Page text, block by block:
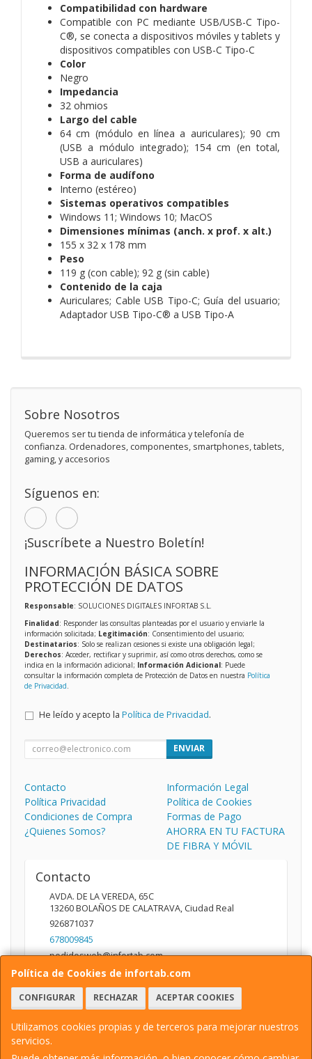
Compatibilidad con hardware
Compatible con PC mediante USB/USB-C Tipo-
C®, se conecta a dispositivos móviles y tablets y
dispositivos compatibles con USB-C Tipo-C
Color
Negro
Impedancia
32 ohmios
Largo del cable
64 cm (módulo en línea a auriculares); 90 cm
(USB a módulo integrado); 154 cm (en total,
USB a auriculares)
Forma de audífono
Interno (estéreo)
Sistemas operativos compatibles
Windows 11; Windows 10; MacOS
Dimensiones mínimas (anch. x prof. x alt.)
155 x 32 x 178 mm
Peso
119 g (con cable); 92 g (sin cable)
Contenido de la caja
Auriculares; Cable USB Tipo-C; Guía del usuario;
Adaptador USB Tipo-C® a USB Tipo-A
Política de Cookies de infortab.com
CONFIGURAR RECHAZAR ACEPTAR COOKIES
Utilizamos cookies propias y de terceros para mejorar nuestros
servicios.
Sobre Nosotros
Queremos ser tu tienda de informática y telefonía de
confianza. Ordenadores, componentes, smartphones, tablets,
gaming, y accesorios
Síguenos en:
¡Suscríbete a Nuestro Boletín!
INFORMACIÓN BÁSICA SOBRE
PROTECCIÓN DE DATOS
Responsable: SOLUCIONES DIGITALES INFORTAB S.L.
Finalidad: Responder las consultas planteadas por el usuario y enviarle la
información solicitada; Legitimación: Consentimiento del usuario;
Destinatarios: Solo se realizan cesiones si existe una obligación legal;
Derechos: Acceder, rectificar y suprimir, así como otros derechos, como se
indica en la información adicional; Información Adicional: Puede
consultar la información completa de Protección de Datos en nuestra Política
de Privacidad
He leído y acepto la Política de Privacidad.
ENVIAR
Contacto
Información Legal
Política Privacidad
Política de Cookies
Condiciones de Compra
Formas de Pago
¿Quienes Somos?
AHORRA EN TU FACTURA
DE FIBRA Y MÓVIL
Contacto
AVDA. DE LA VEREDA, 65C
13260BOLAÑOS DE CALATRAVA, Ciudad Real
926871037
678009845
pedidosweb@infortab.com
Horario
10:00 A 14:00 17:00 A 20:30